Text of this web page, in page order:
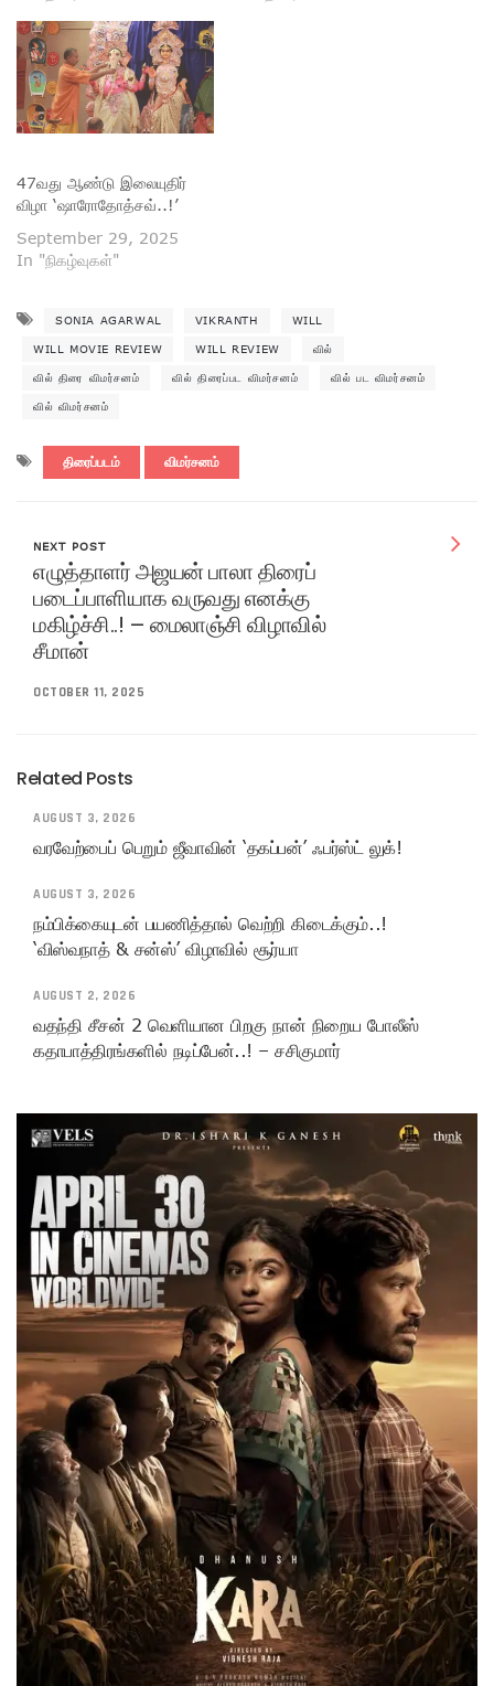
47வது ஆண்டு இலையுதிர்
விழா ‘ஷாரோதோத்சவ்..!’
September 29, 2025
In "நிகழ்வுகள்"
SONIA AGARWAL VIKRANTH WILL
WILL MOVIE REVIEW WILL REVIEW வில்
வில் திரை விமர்சனம் வில் திரைப்பட விமர்சனம் வில் பட விமர்சனம்
வில் விமர்சனம்
திரைப்படம் விமர்சனம்
NEXT POST
எழுத்தாளர் அஜயன் பாலா திரைப்
படைப்பாளியாக வருவது எனக்கு
மகிழ்ச்சி..! – மைலாஞ்சி விழாவில்
சீமான்
OCTOBER 11, 2025
Related Posts
AUGUST 3, 2026
வரவேற்பைப் பெறும் ஜீவாவின் ‘தகப்பன்’ ஃபர்ஸ்ட் லுக்!
AUGUST 3, 2026
நம்பிக்கையுடன் பயணித்தால் வெற்றி கிடைக்கும்..!
‘விஸ்வநாத் & சன்ஸ்’ விழாவில் சூர்யா
AUGUST 2, 2026
வதந்தி சீசன் 2 வெளியான பிறகு நான் நிறைய போலீஸ்
கதாபாத்திரங்களில் நடிப்பேன்..! – சசிகுமார்